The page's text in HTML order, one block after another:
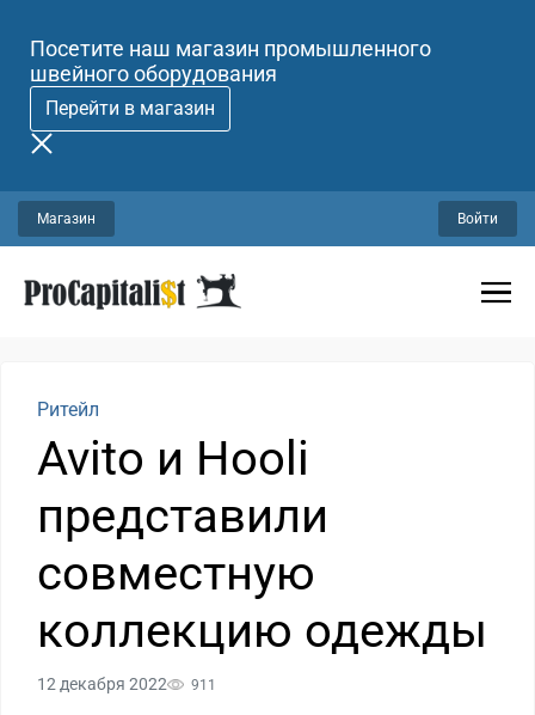
Посетите наш магазин промышленного
швейного оборудования
Перейти в магазин
Магазин Войти
Ритейл
Avito и Hooli
представили
совместную
коллекцию одежды
12 декабря 2022 911